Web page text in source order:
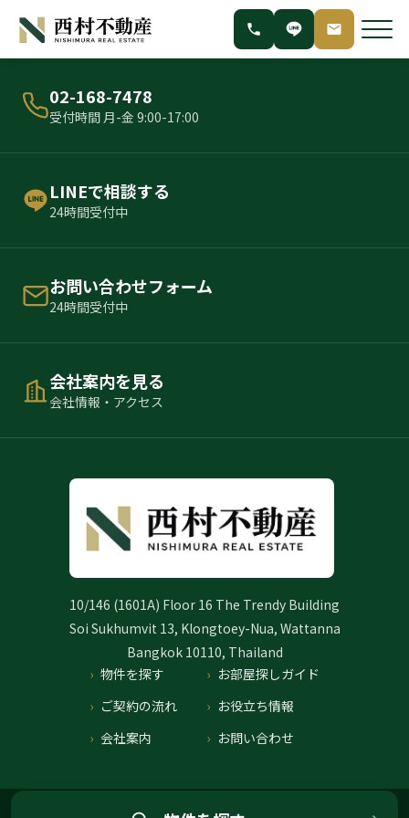
02-168-7478
受付時間 月-金 9:00-17:00
LINEで相談する
24時間受付中
お問い合わせフォーム
24時間受付中
会社案内を見る
会社情報・アクセス
10/146 (1601A) Floor 16 The Trendy Building
Soi Sukhumvit 13, Klongtoey-Nua, Wattanna
Bangkok 10110, Thailand
物件を探す
お部屋探しガイド
ご契約の流れ
お役立ち情報
会社案内
お問い合わせ
プライバシーポリシー